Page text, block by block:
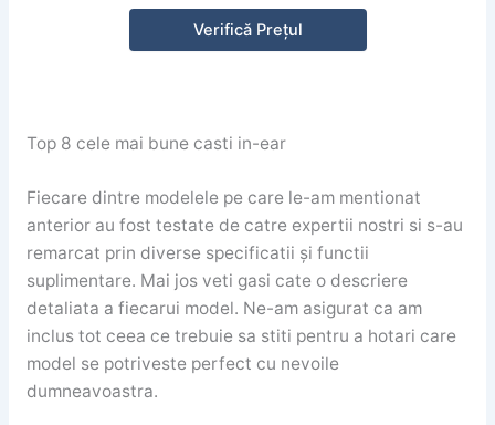
Verifică Prețul
Top 8 cele mai bune casti in-ear
Fiecare dintre modelele pe care le-am mentionat
anterior au fost testate de catre expertii nostri si s-au
remarcat prin diverse specificatii și functii
suplimentare. Mai jos veti gasi cate o descriere
detaliata a fiecarui model. Ne-am asigurat ca am
inclus tot ceea ce trebuie sa stiti pentru a hotari care
model se potriveste perfect cu nevoile
dumneavoastra.